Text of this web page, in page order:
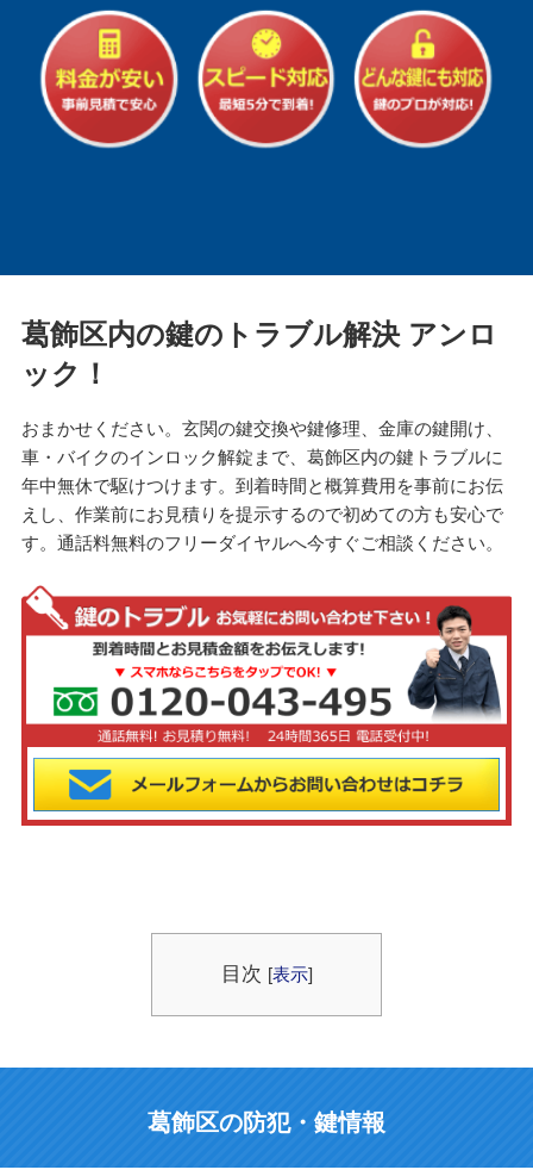
葛飾区内の鍵のトラブル解決 アンロ
ック！
おまかせください。玄関の鍵交換や鍵修理、金庫の鍵開け、
車・バイクのインロック解錠まで、葛飾区内の鍵トラブルに
年中無休で駆けつけます。到着時間と概算費用を事前にお伝
えし、作業前にお見積りを提示するので初めての方も安心で
す。通話料無料のフリーダイヤルへ今すぐご相談ください。
目次 [表示]
葛飾区の防犯・鍵情報